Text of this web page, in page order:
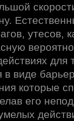
утесов,
для
в виде
которые
его